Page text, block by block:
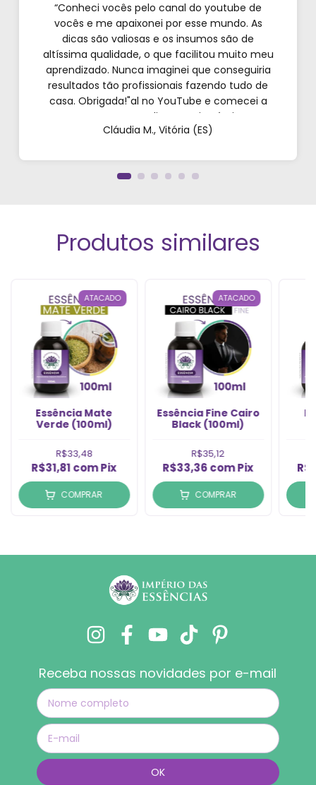
“Conheci vocês pelo canal do youtube de
vocês e me apaixonei por esse mundo. As
dicas são valiosas e os insumos são de
altíssima qualidade, o que facilitou muito meu
aprendizado. Nunca imaginei que conseguiria
resultados tão profissionais fazendo tudo de
casa. Obrigada!"al no YouTube e comecei a
testar em casa. As dicas são incríveis e os
produtos são exatamente como mostram nos
perfumes!”
Cláudia M., Vitória (ES)
Produtos similares
ATACADO
Essência Mate
Verde (100ml)
R$33,48
R$31,81comPix
COMPRAR
ATACADO
Essência Fine Cairo
Black (100ml)
R$35,12
R$33,36comPix
COMPRAR
Receba nossas novidades por e-mail